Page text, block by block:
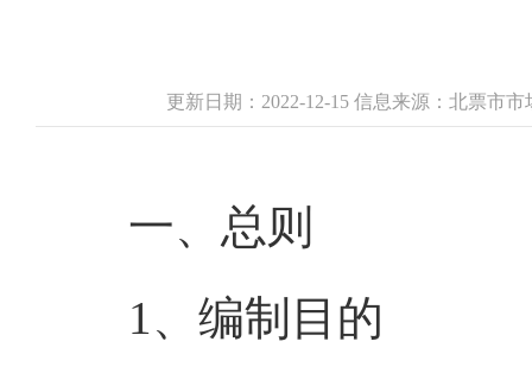
更新日期：2022-12-15 信息来源：北票市
一、总则
1、编制目的